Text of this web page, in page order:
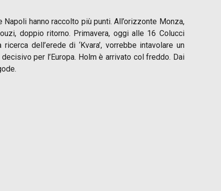
hanno raccolto più punti. All’orizzonte Monza,
doppio ritorno. Primavera, oggi alle 16 Colucci
dell’erede di ‘Kvara’, vorrebbe intavolare un
per l’Europa. Holm è arrivato col freddo. Dai